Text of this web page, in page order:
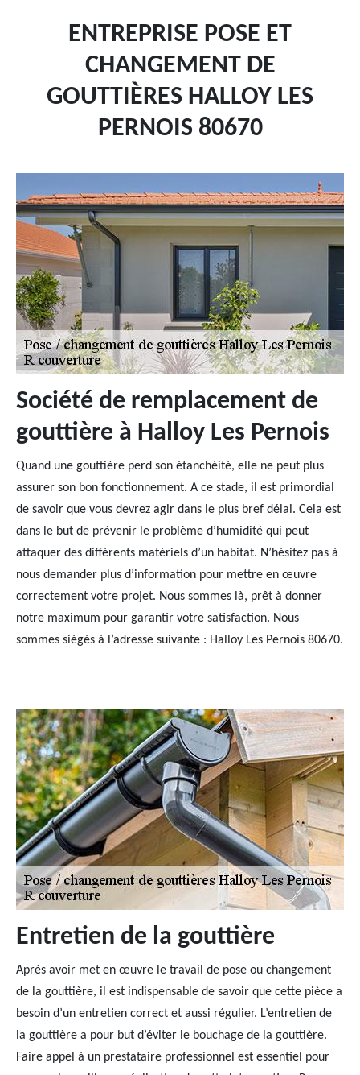
ENTREPRISE POSE ET
CHANGEMENT DE
GOUTTIÈRES HALLOY LES
PERNOIS 80670
Société de remplacement de
gouttière à Halloy Les Pernois
Quand une gouttière perd son étanchéité, elle ne peut plus
assurer son bon fonctionnement. A ce stade, il est primordial
de savoir que vous devrez agir dans le plus bref délai. Cela est
dans le but de prévenir le problème d’humidité qui peut
attaquer des différents matériels d’un habitat. N’hésitez pas à
nous demander plus d’information pour mettre en œuvre
correctement votre projet. Nous sommes là, prêt à donner
notre maximum pour garantir votre satisfaction. Nous
sommes siégés à l’adresse suivante : Halloy Les Pernois 80670.
Entretien de la gouttière
Après avoir met en œuvre le travail de pose ou changement
de la gouttière, il est indispensable de savoir que cette pièce a
besoin d’un entretien correct et aussi régulier. L’entretien de
la gouttière a pour but d’éviter le bouchage de la gouttière.
Faire appel à un prestataire professionnel est essentiel pour